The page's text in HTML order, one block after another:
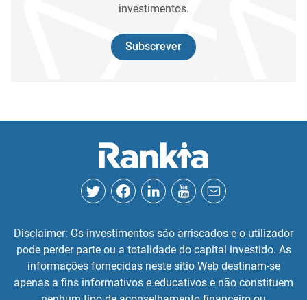
investimentos.
Subscrever
Disclaimer: Os investimentos são arriscados e o utilizador
pode perder parte ou a totalidade do capital investido. As
informações fornecidas neste sítio Web destinam-se
apenas a fins informativos e educativos e não constituem